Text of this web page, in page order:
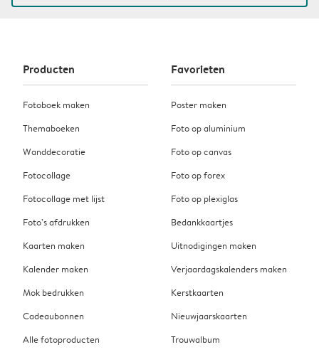
Producten
Fotoboek maken
Themaboeken
Wanddecoratie
Fotocollage
Fotocollage met lijst
Foto’s afdrukken
Kaarten maken
Kalender maken
Mok bedrukken
Cadeaubonnen
Alle fotoproducten
Favorieten
Poster maken
Foto op aluminium
Foto op canvas
Foto op forex
Foto op plexiglas
Bedankkaartjes
Uitnodigingen maken
Verjaardagskalenders maken
Kerstkaarten
Nieuwjaarskaarten
Trouwalbum